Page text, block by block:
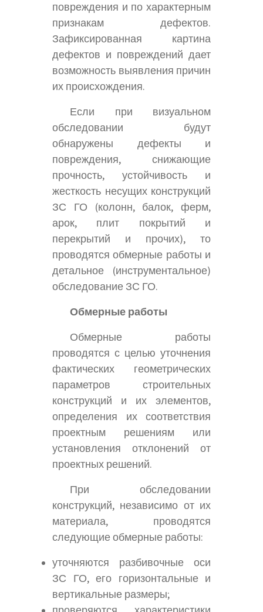
повреждения и по характерным
признакам дефектов.
Зафиксированная картина
дефектов и повреждений дает
возможность выявления причин
их происхождения.
Если при визуальном
обследовании будут
обнаружены дефекты и
повреждения, снижающие
прочность, устойчивость и
жесткость несущих конструкций
ЗС ГО (колонн, балок, ферм,
арок, плит покрытий и
перекрытий и прочих), то
проводятся обмерные работы и
детальное (инструментальное)
обследование ЗС ГО.
Обмерные работы
Обмерные работы
проводятся с целью уточнения
фактических геометрических
параметров строительных
конструкций и их элементов,
определения их соответствия
проектным решениям или
установления отклонений от
проектных решений.
При обследовании
конструкций, независимо от их
материала, проводятся
следующие обмерные работы:
уточняются разбивочные оси
ЗС ГО, его горизонтальные и
вертикальные размеры;